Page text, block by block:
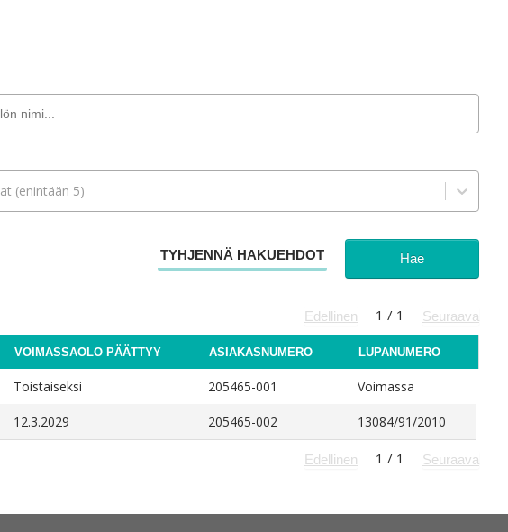
(enintään 5)
TYHJENNÄ HAKUEHDOT Hae
Edellinen 1 / 1 Seuraava
VOIMASSAOLO PÄÄTTYY ASIAKASNUMERO LUPANUMERO
Toistaiseksi 205465-001 Voimassa
12.3.2029 205465-002 13084/91/2010
Edellinen 1 / 1 Seuraava